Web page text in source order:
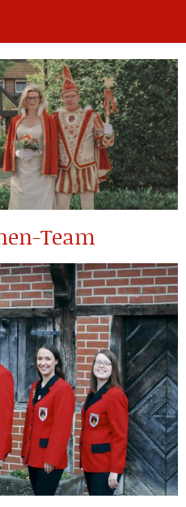
Team